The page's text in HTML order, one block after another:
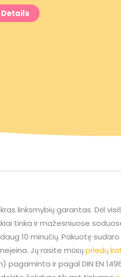
Details
linksmybių garantas. Dėl
tinka ir mažesniuose
10 minučių. Pakuotę sudaro
Jų rasite mūsųpriedų
pagaminta ir pagal DIN EN